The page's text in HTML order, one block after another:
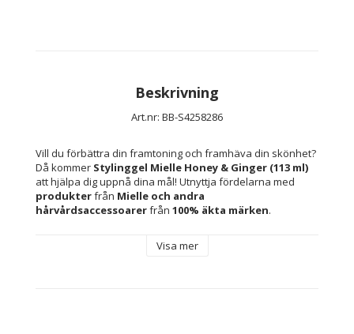
Beskrivning
Art.nr: BB-S4258286
Vill du förbättra din framtoning och framhäva din skönhet?
Då kommer Stylinggel Mielle Honey & Ginger (113 ml)
produkter från Mielle
hårvårdsaccessoarer från 100% äkta märken.
Visa mer